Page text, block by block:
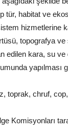
tür, habitat ve
hizmetlerine
topografya ve
edilen kara, su ve
yapılması
toprak, chruf, cop,
Komisyonları